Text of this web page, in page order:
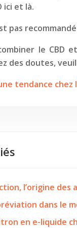
ici et là.
pas
le CBD
des doutes,
tendance
l’origine des
dans le
en e-liquide